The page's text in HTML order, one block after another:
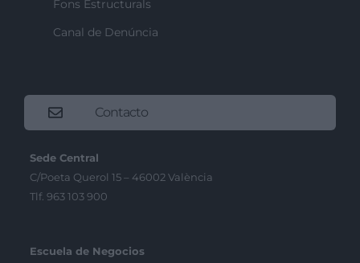
Fons Estructurals
Canal de Denúncia
Contacto
Sede Central
C/Poeta Querol 15 – 46002 València
Tlf. 963 103 900
Escuela de Negocios